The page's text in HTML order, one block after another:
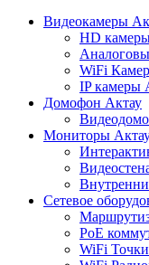
Видеокамеры
HD
WiFi
IP камеры
Домофон Актау
Мониторы
Сетевое
PoE
WiFi